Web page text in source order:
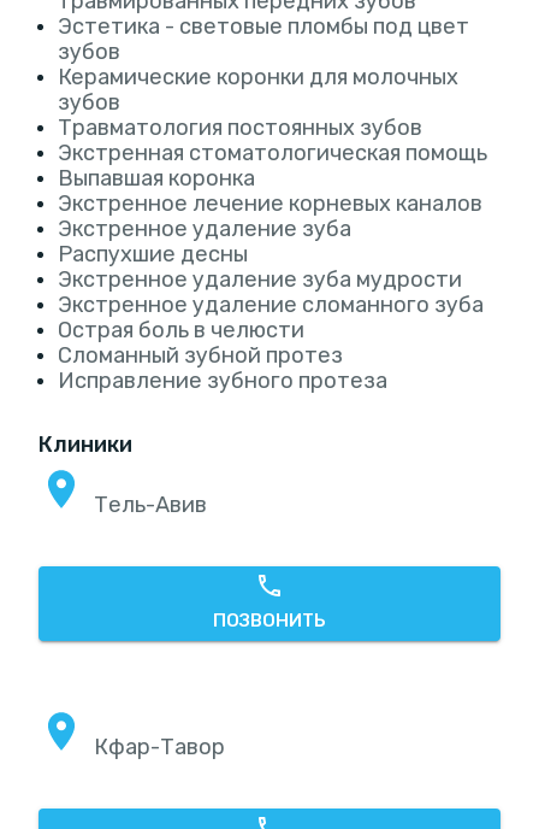
Эстетика - световые пломбы под цвет
зубов
Керамические коронки для молочных
зубов
Травматология постоянных зубов
Экстренная стоматологическая помощь
Выпавшая коронка
Экстренное лечение корневых каналов
Экстренное удаление зуба
Распухшие десны
Экстренное удаление зуба мудрости
Экстренное удаление сломанного зуба
Острая боль в челюсти
Сломанный зубной протез
Исправление зубного протеза
Клиники
Тель-Авив‎
ПОЗВОНИТЬ
Кфар-Тавор